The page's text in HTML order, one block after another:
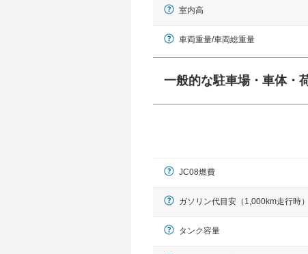
室内高
車両重量/車両総重量
一般的な駐車場・車体・
幅 5,000mmというサイズが標
JC08燃費
ガソリン代目安（1,000km走行時）
タンク容量